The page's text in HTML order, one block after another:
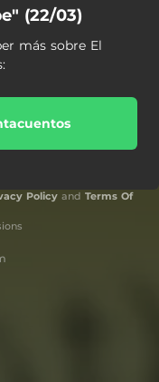
(22/03)
más sobre El
Policyand Terms Of